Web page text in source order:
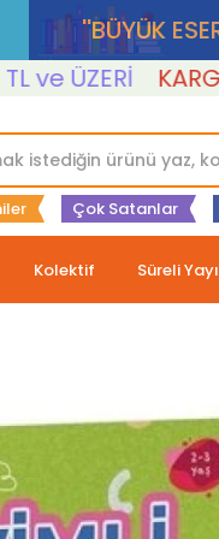
''BÜYÜK
ÜZERİ KARGO
Çok Satanlar
Kolektif Süreli